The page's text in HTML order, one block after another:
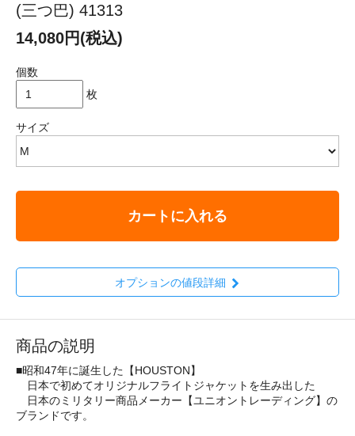
(三つ巴) 41313
14,080円(税込)
個数
枚
サイズ
カートに入れる
オプションの値段詳細
商品の説明
■昭和47年に誕生した【HOUSTON】
日本で初めてオリジナルフライトジャケットを生み出した
日本のミリタリー商品メーカー【ユニオントレーディング】の
ブランドです。